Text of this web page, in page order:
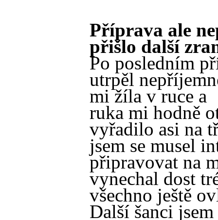
Příprava ale
přišlo další
Po posledním
utrpěl
mi žíla v ruce a
ruka mi hodně
vyřadilo asi na
jsem se musel
připravovat na
vynechal dost
všechno ještě
Další šanci